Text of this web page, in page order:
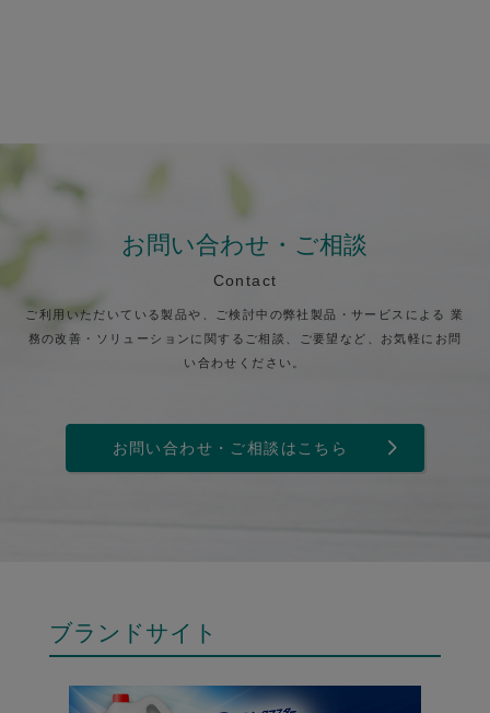
お問い合わせ・ご相談
Contact
ご利用いただいている製品や、ご検討中の弊社製品・サービスによる 業
務の改善・ソリューションに関するご相談、ご要望など、お気軽にお問
い合わせください。
お問い合わせ・ご相談はこちら
ブランドサイト